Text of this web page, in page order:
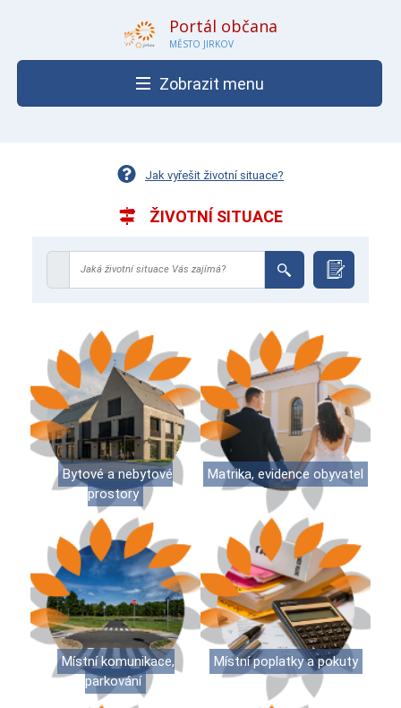
Portál občana
MĚSTO JIRKOV
Zobrazit menu
Jak vyřešit životní situace?
ŽIVOTNÍ SITUACE
Jaká životní situace Vás zajímá?
Bytové a nebytové
prostory
Matrika, evidence obyvatel
Místní komunikace,
parkování
Místní poplatky a pokuty